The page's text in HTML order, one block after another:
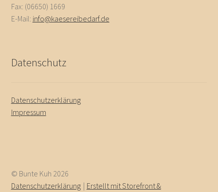
Fax: (06650) 1669
E-Mail: info@kaesereibedarf.de
Datenschutz
Datenschutzerklärung
Impressum
© Bunte Kuh 2026
Datenschutzerklärung
Erstellt mit Storefront &